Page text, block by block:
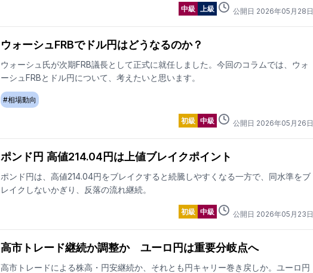
中級 上級 公開日 2026年05 月 28 日
ウォーシュFRBでドル円はどうなるのか？
ウォーシュ氏が次期FRB議長として正式に就任しました。今回のコラムでは、ウォ
ーシュFRBとドル円について、考えたいと思います。
#相場動向
初級 中級 公開日 2026年05 月 26 日
ポンド円 高値214.04円は上値ブレイクポイント
ポンド円は、高値214.04円をブレイクすると続騰しやすくなる一方で、同水準をブ
レイクしないかぎり、反落の流れ継続。
初級 中級 公開日 2026年05 月 23 日
高市トレード継続か調整か ユーロ円は重要分岐点へ
高市トレードによる株高・円安継続か、それとも円キャリー巻き戻しか。ユーロ円